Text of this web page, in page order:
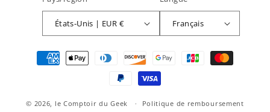
États-Unis | EUR € Français
Moyens
© 2026, le Comptoir du Geek Politique de remboursement